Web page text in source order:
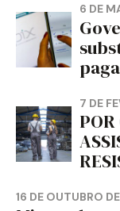
6 DE
7 DE
16 DE OUTUBRO